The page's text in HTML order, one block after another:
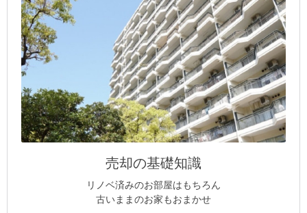
売却の基礎知識
リノベ済みのお部屋はもちろん
古いままのお家もおまかせ